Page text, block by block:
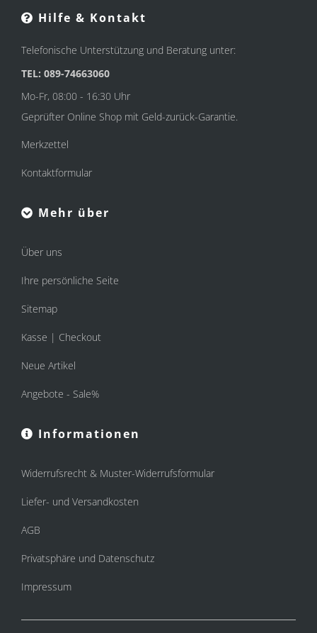
Hilfe & Kontakt
Telefonische Unterstützung und Beratung unter:
TEL: 089-74663060
Mo-Fr, 08:00 - 16:30 Uhr
Geprüfter Online Shop mit Geld-zurück-Garantie.
Merkzettel
Kontaktformular
Mehr über
Über uns
Ihre persönliche Seite
Sitemap
Kasse | Checkout
Neue Artikel
Angebote - Sale%
Informationen
Widerrufsrecht & Muster-Widerrufsformular
Liefer- und Versandkosten
AGB
Privatsphäre und Datenschutz
Impressum